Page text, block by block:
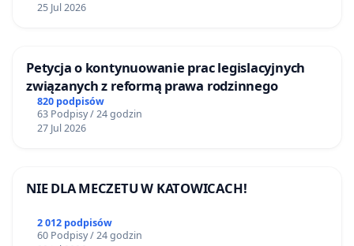
25 Jul 2026
Petycja o kontynuowanie prac legislacyjnych
związanych z reformą prawa rodzinnego
820 podpisów
63 Podpisy / 24 godzin
27 Jul 2026
NIE DLA MECZETU W KATOWICACH!
2 012 podpisów
60 Podpisy / 24 godzin